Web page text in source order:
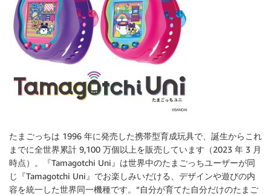
たまごっちは 1996 年に発売した携帯型育成玩具で、誕生からこれ
までに全世界累計 9,100 万個以上を販売しています（2023 年 3 月
時点）。『Tamagotchi Uni』は世界中のたまごっちユーザーが同
じ『Tamagotchi Uni』でお楽しみいだける、デザインや遊びの内
容を統一した世界同一機種です。“自分が育てた自分だけのたまご